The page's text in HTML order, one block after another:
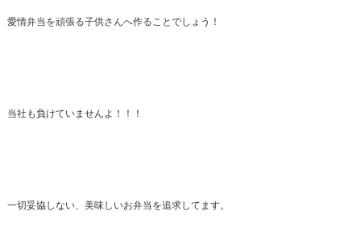
愛情弁当を頑張る子供さんへ作ることでしょう！
当社も負けていませんよ！！！
一切妥協しない、美味しいお弁当を追求してます。